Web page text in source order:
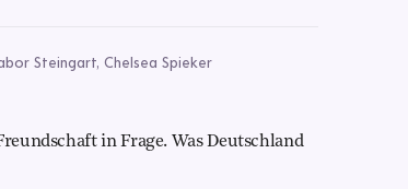
Steingart, Chelsea Spieker
in Frage. Was Deutschland